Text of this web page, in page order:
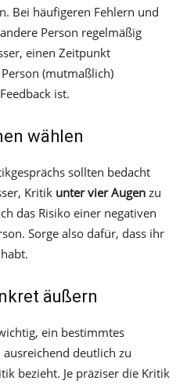
Bei häufigeren Fehlern und
Person regelmäßig
einen Zeitpunkt
(mutmaßlich)
ist.
wählen
sollten bedacht
Kritik unter vier Augen zu
das Risiko einer negativen
Sorge also dafür, dass ihr
äußern
ein bestimmtes
deutlich zu
bezieht. Je präziser die Kritik